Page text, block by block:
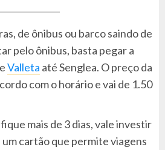
de ônibus ou barco saindo de
pelo ônibus, basta pegar a
Valleta até Senglea. O preço da
com o horário e vai de 1.50
mais de 3 dias, vale investir
um cartão que permite viagens